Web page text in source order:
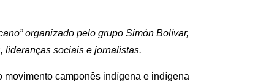
organizado pelo grupo Simón Bolívar,
lideranças sociais e jornalistas.
movimento camponês indígena e indígena